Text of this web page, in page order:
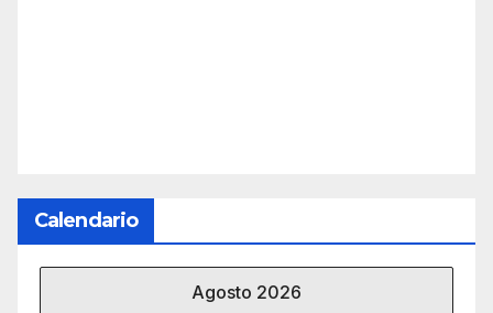
Calendario
Agosto 2026